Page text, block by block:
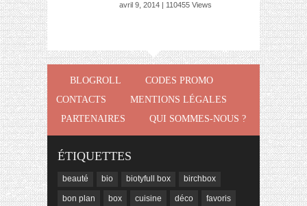
avril 9, 2014 | 110455 Views
BLOGROLL
CODES PROMO
CONTACTS
MENTIONS LÉGALES
PARTENAIRES
QUI SOMMES-NOUS ?
ÉTIQUETTES
beauté bio biotyfull box birchbox
bon plan box cuisine déco favoris